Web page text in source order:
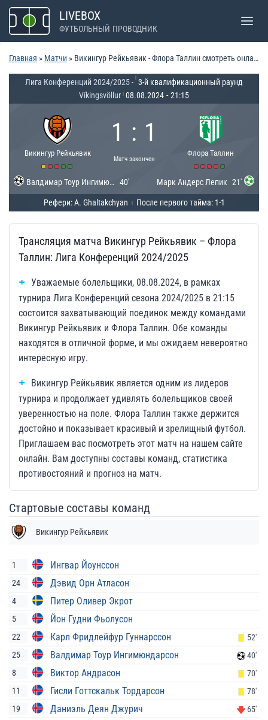
Перейти
содержимому
LIVEBOX
ФУТБОЛЬНЫЙ ПРОВОДНИК
Главная » Матчи » Викингур Рейкьявик - Флора Таллин смотреть онлайн
Лига Конференций 2024/2025 - 3-й квалификационный раунд
Víkingsvöllur 08.08.2024 - 21:15
Викингур Рейкьявик
1 : 1
Матч закончен
Флора Таллин
Валдимар Тоур Ингимюндарсон 40' Марк Андерс Лепик 21'
Рефери: A. Ghaltakchyan После первого тайма: 1-1
Трансляция матча Викингур Рейкьявик – Флора
Таллин: Лига Конференций 2024/2025
Уважаемые болельщики, 08.08.2024, в рамках
турнира Лига Конференций сезона 2024/2025 в 21:15
состоится захватывающий поединок между командами
Викингур Рейкьявик и Флора Таллин. Обе команды
находятся в отличной форме, и мы ожидаем невероятно
интересную игру.
Викингур Рейкьявик является одним из лидеров
турнира и продолжает удивлять болельщиков своей
уверенностью на поле. Флора Таллин также держится
достойно и показывает красивый и зрелищный футбол.
Приглашаем вас посмотреть этот матч на нашем сайте
онлайн. Вам доступны составы команд, статистика
противостояний и прогноз на матч.
Стартовые составы команд
Викингур Рейкьявик
1 Ингвар Йоунссон
24 Дэвид Орн Атласон
4 Питер Оливер Экрот
5 Йон Гудни Фьолусон
22 Карл Фридлейфур Гуннарссон
52'
25
Валдимар Тоур Ингимюндарсон
40'
8
Виктор Андрасон
70'
11
Гисли Готтскальк Тордарсон
78'
19
Даниэль Деян Джурич
65'